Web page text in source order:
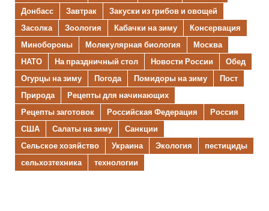
Донбасс
Завтрак
Закуски из грибов и овощей
Засолка
Зоология Кабачки на зиму
Консервация
Минобороны
Молекулярная биология
Москва
НАТО
На праздничный стол Новости России
Обед
Огурцы на зиму
Погода Помидоры на зиму
Пост
Природа
Рецепты для начинающих
Рецепты заготовок
Российская Федерация
Россия
США
Салаты на зиму
Санкции
Сельское хозяйство
Украина Экология
пестициды
сельхозтехника
технологии